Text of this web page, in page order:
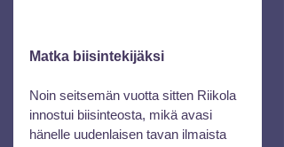
Matka biisintekijäksi
Noin seitsemän vuotta sitten Riikola
innostui biisinteosta, mikä avasi
hänelle uudenlaisen tavan ilmaista